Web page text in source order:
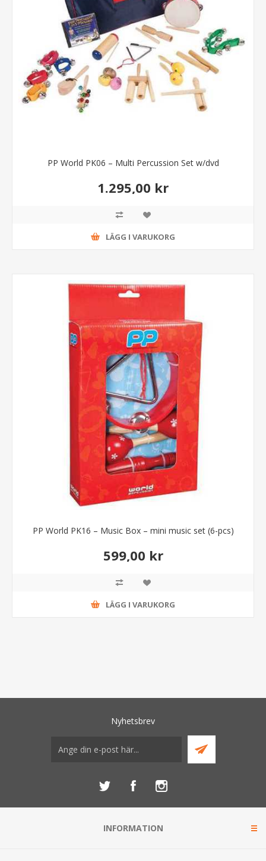
PP World PK06 – Multi Percussion Set w/dvd
1.295,00 kr
LÄGG I VARUKORG
PP World PK16 – Music Box – mini music set (6-pcs)
599,00 kr
LÄGG I VARUKORG
Nyhetsbrev
INFORMATION